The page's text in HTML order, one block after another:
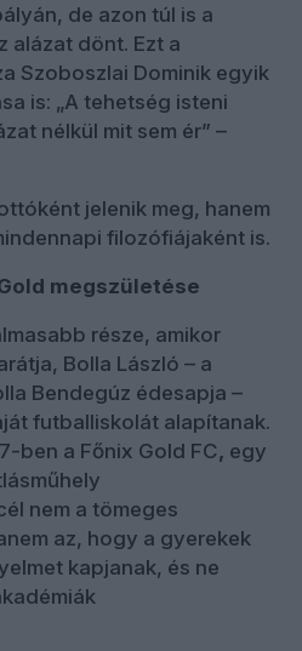
de azon túl is a
alázat dönt. Ezt a
Szoboszlai Dominik egyik
is: „A tehetség isteni
nélkül mit sem ér” –
jelenik meg, hanem
filozófiájaként is.
megszületése
része, amikor
Bolla László – a
Bendegúz édesapja –
futballiskolát alapítanak.
ben a Főnix Gold FC, egy
nem a tömeges
az, hogy a gyerekek
kapjanak, és ne